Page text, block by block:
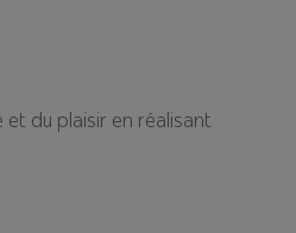
et du plaisir en réalisant